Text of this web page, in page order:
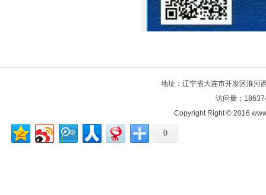
地址：辽宁省大连市开发区淮
访问量：
Copyright Right © 2016
0